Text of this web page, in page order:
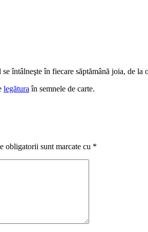
întâlneşte în fiecare săptămână joia, de la
legătura în semnele de carte.
obligatorii sunt marcate cu *